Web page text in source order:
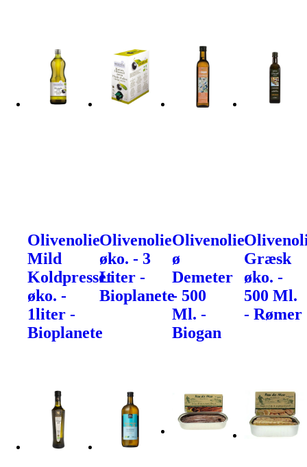
Olivenolie
Mild
Koldpresset
øko. -
1liter -
Bioplanete
Olivenolie
øko. - 3
Liter -
Bioplanete
Olivenolie
ø
Demeter
- 500
Ml. -
Biogan
Græsk
øko. -
500 Ml.
- Rømer